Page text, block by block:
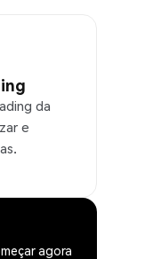
da
e
agora